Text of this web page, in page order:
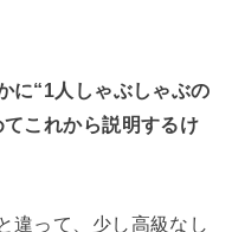
に“1人しゃぶしゃぶの
これから説明するけ
違って、少し高級なし